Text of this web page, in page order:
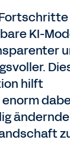
KI-
hilft
ändernde